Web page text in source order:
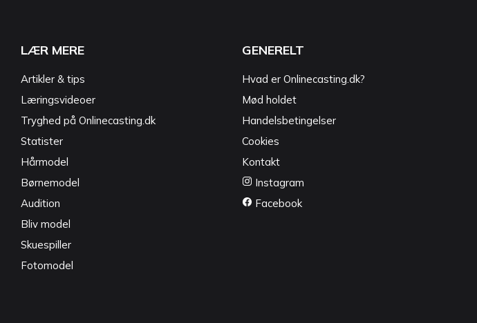
LÆR MERE
Artikler & tips
Læringsvideoer
Tryghed på Onlinecasting.dk
Statister
Hårmodel
Børnemodel
Audition
Bliv model
Skuespiller
Fotomodel
GENERELT
Hvad er Onlinecasting.dk?
Mød holdet
Handelsbetingelser
Cookies
Kontakt
Instagram
Facebook